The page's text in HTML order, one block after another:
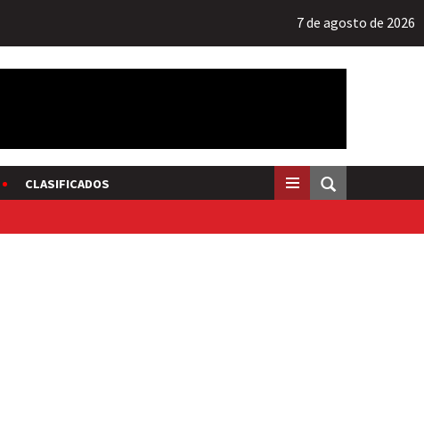
7 de agosto de 2026
CLASIFICADOS